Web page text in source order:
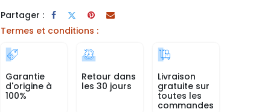
Partager :
Termes et conditions :
Garantie
d'origine à
100%
Retour dans
les 30 jours
Livraison
gratuite sur
toutes les
commandes